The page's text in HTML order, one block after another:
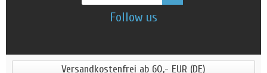
Follow us
Versandkostenfrei ab 60,- EUR (DE)